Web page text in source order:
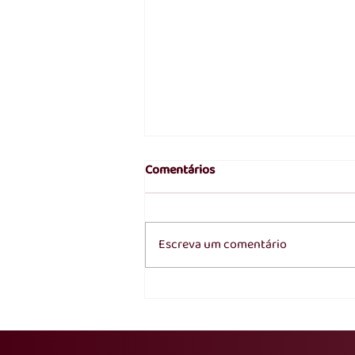
Comentários
Escreva um comentário